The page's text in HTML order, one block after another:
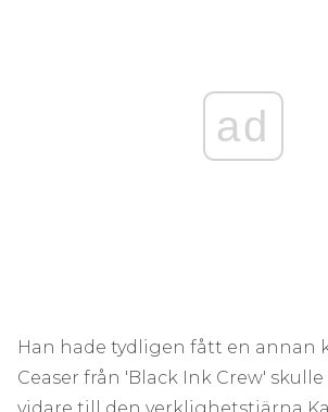
ad
Han hade tydligen fått en annan
Ceaser från 'Black Ink Crew' skulle